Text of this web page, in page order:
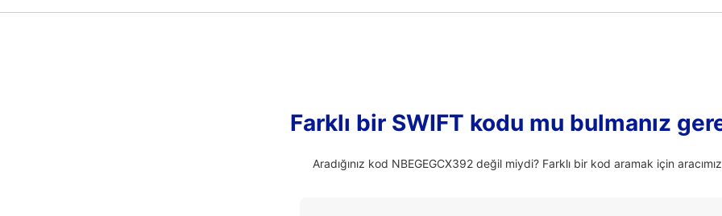
Farklı bir SWIFT kodu mu bulmanız
Aradığınız kod NBEGEGCX392 değil miydi? Farklı bir kod aramak için